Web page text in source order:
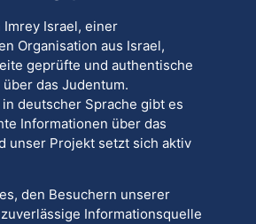
Israel, einer
Organisation aus Israel,
geprüfte und authentische
das Judentum.
deutscher Sprache gibt es
Informationen über das
unser Projekt setzt sich aktiv
den Besuchern unserer
Informationsquelle